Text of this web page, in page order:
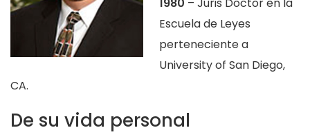
Escuela de Leyes
perteneciente a
University of San Diego,
CA.
De su vida personal